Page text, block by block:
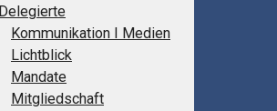
Delegierte
Kommunikation I Medien
Lichtblick
Mandate
Mitgliedschaft